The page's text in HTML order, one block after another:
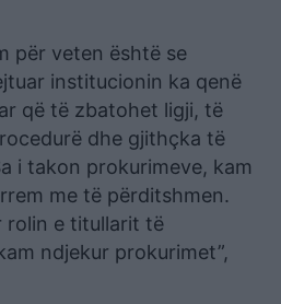
për veten është se
institucionin ka qenë
që të zbatohet ligji, të
dhe gjithçka të
i takon prokurimeve, kam
me të përditshmen.
rolin e titullarit të
ndjekur prokurimet”,